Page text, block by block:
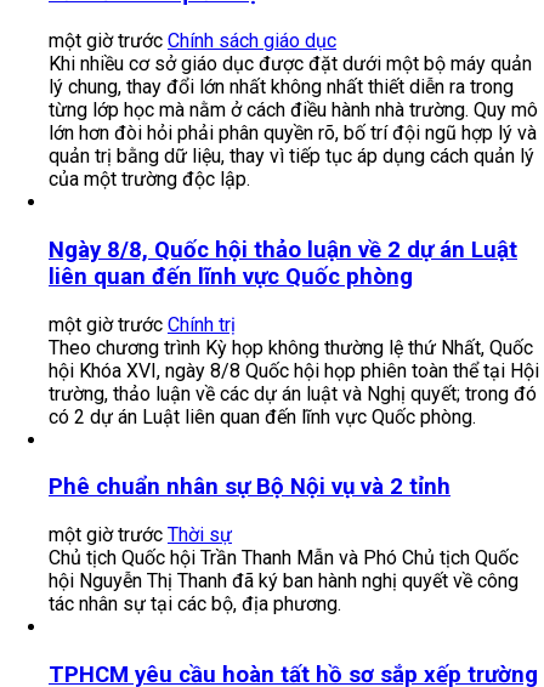
một giờ trước Chính sách giáo dục
Khi nhiều cơ sở giáo dục được đặt dưới một bộ máy quản
lý chung, thay đổi lớn nhất không nhất thiết diễn ra trong
từng lớp học mà nằm ở cách điều hành nhà trường. Quy mô
lớn hơn đòi hỏi phải phân quyền rõ, bố trí đội ngũ hợp lý và
quản trị bằng dữ liệu, thay vì tiếp tục áp dụng cách quản lý
của một trường độc lập.
Ngày 8/8, Quốc hội thảo luận về 2 dự án Luật
liên quan đến lĩnh vực Quốc phòng
một giờ trước Chính trị
Theo chương trình Kỳ họp không thường lệ thứ Nhất, Quốc
hội Khóa XVI, ngày 8/8 Quốc hội họp phiên toàn thể tại Hội
trường, thảo luận về các dự án luật và Nghị quyết; trong đó
có 2 dự án Luật liên quan đến lĩnh vực Quốc phòng.
Phê chuẩn nhân sự Bộ Nội vụ và 2 tỉnh
một giờ trước Thời sự
Chủ tịch Quốc hội Trần Thanh Mẫn và Phó Chủ tịch Quốc
hội Nguyễn Thị Thanh đã ký ban hành nghị quyết về công
tác nhân sự tại các bộ, địa phương.
TPHCM yêu cầu hoàn tất hồ sơ sắp xếp trường